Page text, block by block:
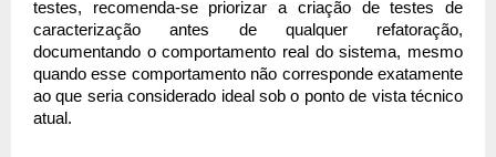
testes, recomenda-se priorizar a criação de testes de
caracterização antes de qualquer refatoração,
documentando o comportamento real do sistema, mesmo
quando esse comportamento não corresponde exatamente
ao que seria considerado ideal sob o ponto de vista técnico
atual.